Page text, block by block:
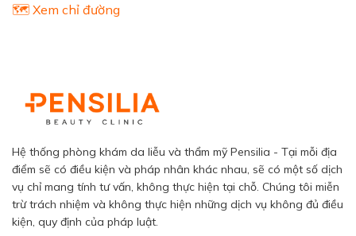
🗺️ Xem chỉ đường
Hệ thống phòng khám da liễu và thẩm mỹ Pensilia - Tại mỗi địa
điểm sẽ có điều kiện và pháp nhân khác nhau, sẽ có một số dịch
vụ chỉ mang tính tư vấn, không thực hiện tại chỗ. Chúng tôi miễn
trừ trách nhiệm và không thực hiện những dịch vụ không đủ điều
kiện, quy định của pháp luật.